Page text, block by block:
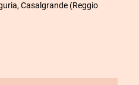
Casalgrande (Reggio